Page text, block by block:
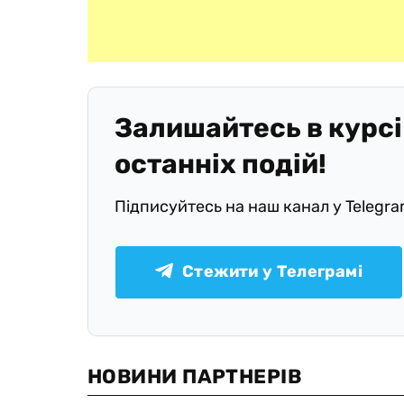
Залишайтесь в курсі
останніх подій!
Підписуйтесь на наш канал у
Стежити у Телеграмі